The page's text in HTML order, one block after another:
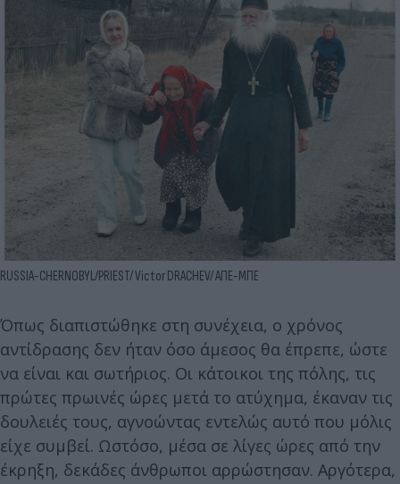
RUSSIA-CHERNOBYL/PRIEST/ Victor DRACHEV/ ΑΠΕ-ΜΠΕ
Όπως διαπιστώθηκε στη συνέχεια, ο χρόνος
αντίδρασης δεν ήταν όσο άμεσος θα έπρεπε, ώστε
να είναι και σωτήριος. Οι κάτοικοι της πόλης, τις
πρώτες πρωινές ώρες μετά το ατύχημα, έκαναν τις
δουλειές τους, αγνοώντας εντελώς αυτό που μόλις
είχε συμβεί. Ωστόσο, μέσα σε λίγες ώρες από την
έκρηξη, δεκάδες άνθρωποι αρρώστησαν. Αργότερα,